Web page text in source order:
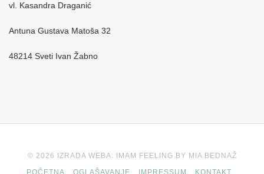
vl. Kasandra Draganić
Antuna Gustava Matoša 32
48214 Sveti Ivan Žabno
© 2026 IZRADA WEBA: IMAM FEELING BY MIA BEDNAŽ